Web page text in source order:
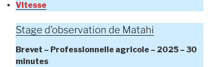
Vitesse
Stage d’observation de Matahi
Brevet – Professionnelle agricole – 2025 – 30
minutes